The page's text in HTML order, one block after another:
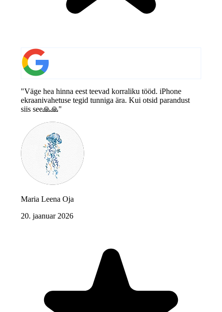
"Väge hea hinna eest teevad korraliku tööd. iPhone
ekraanivahetuse tegid tunniga ära. Kui otsid parandust
siis see🙏🙏"
Maria Leena Oja
20. jaanuar 2026